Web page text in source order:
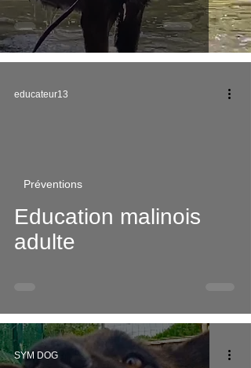
Education malinois
adulte
Préventions
educateur13
SYM DOG